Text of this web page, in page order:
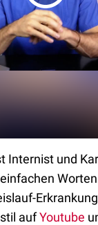
Internist und
aufYoutube